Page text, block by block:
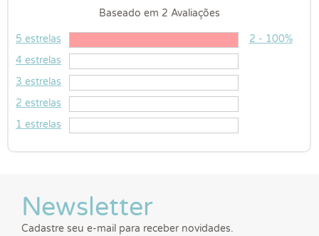
Baseado em 2 Avaliações
5 estrelas
2 - 100%
4 estrelas
3 estrelas
2 estrelas
1 estrelas
Newsletter
Cadastre seu e-mail para receber novidades.